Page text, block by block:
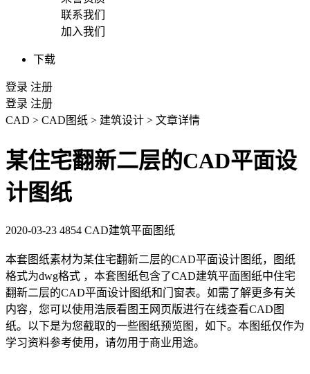
联系我们
加入我们
下载
登录 注册
登录 注册
CAD > CAD图纸 > 建筑设计 > 文章详情
某住宅翻新二层的CAD平面设
计图纸
2020-03-23 4854 CAD建筑平面图纸
本套图纸素材为某住宅翻新二层的CAD平面设计图纸，图纸
格式为dwg格式 ，本套图纸包含了CAD建筑平面图纸中住宅
翻新二层的CAD平面设计图纸和门窗表。如需了解更多有关
内容，您可以使用浩辰看图王网页版进行在线查看CAD图
纸。以下是为您截取的一些图纸预览图，如下。本图纸仅作为
学习资料参考使用，请勿用于商业用途。